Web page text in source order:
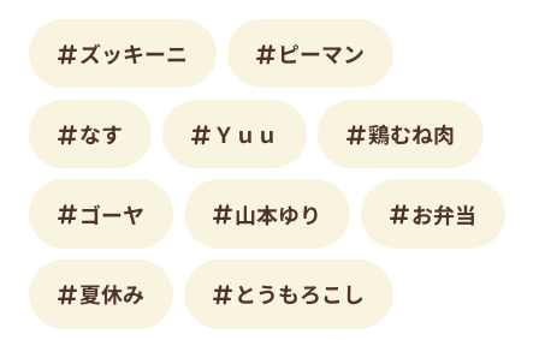
ズッキーニ ピーマン
なす Ｙｕｕ 鶏むね肉
ゴーヤ 山本ゆり お弁当
夏休み とうもろこし